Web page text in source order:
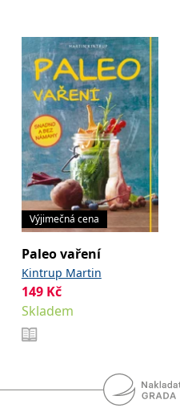
Výjimečná cena
Paleo vaření
Kintrup Martin
149 Kč
Skladem